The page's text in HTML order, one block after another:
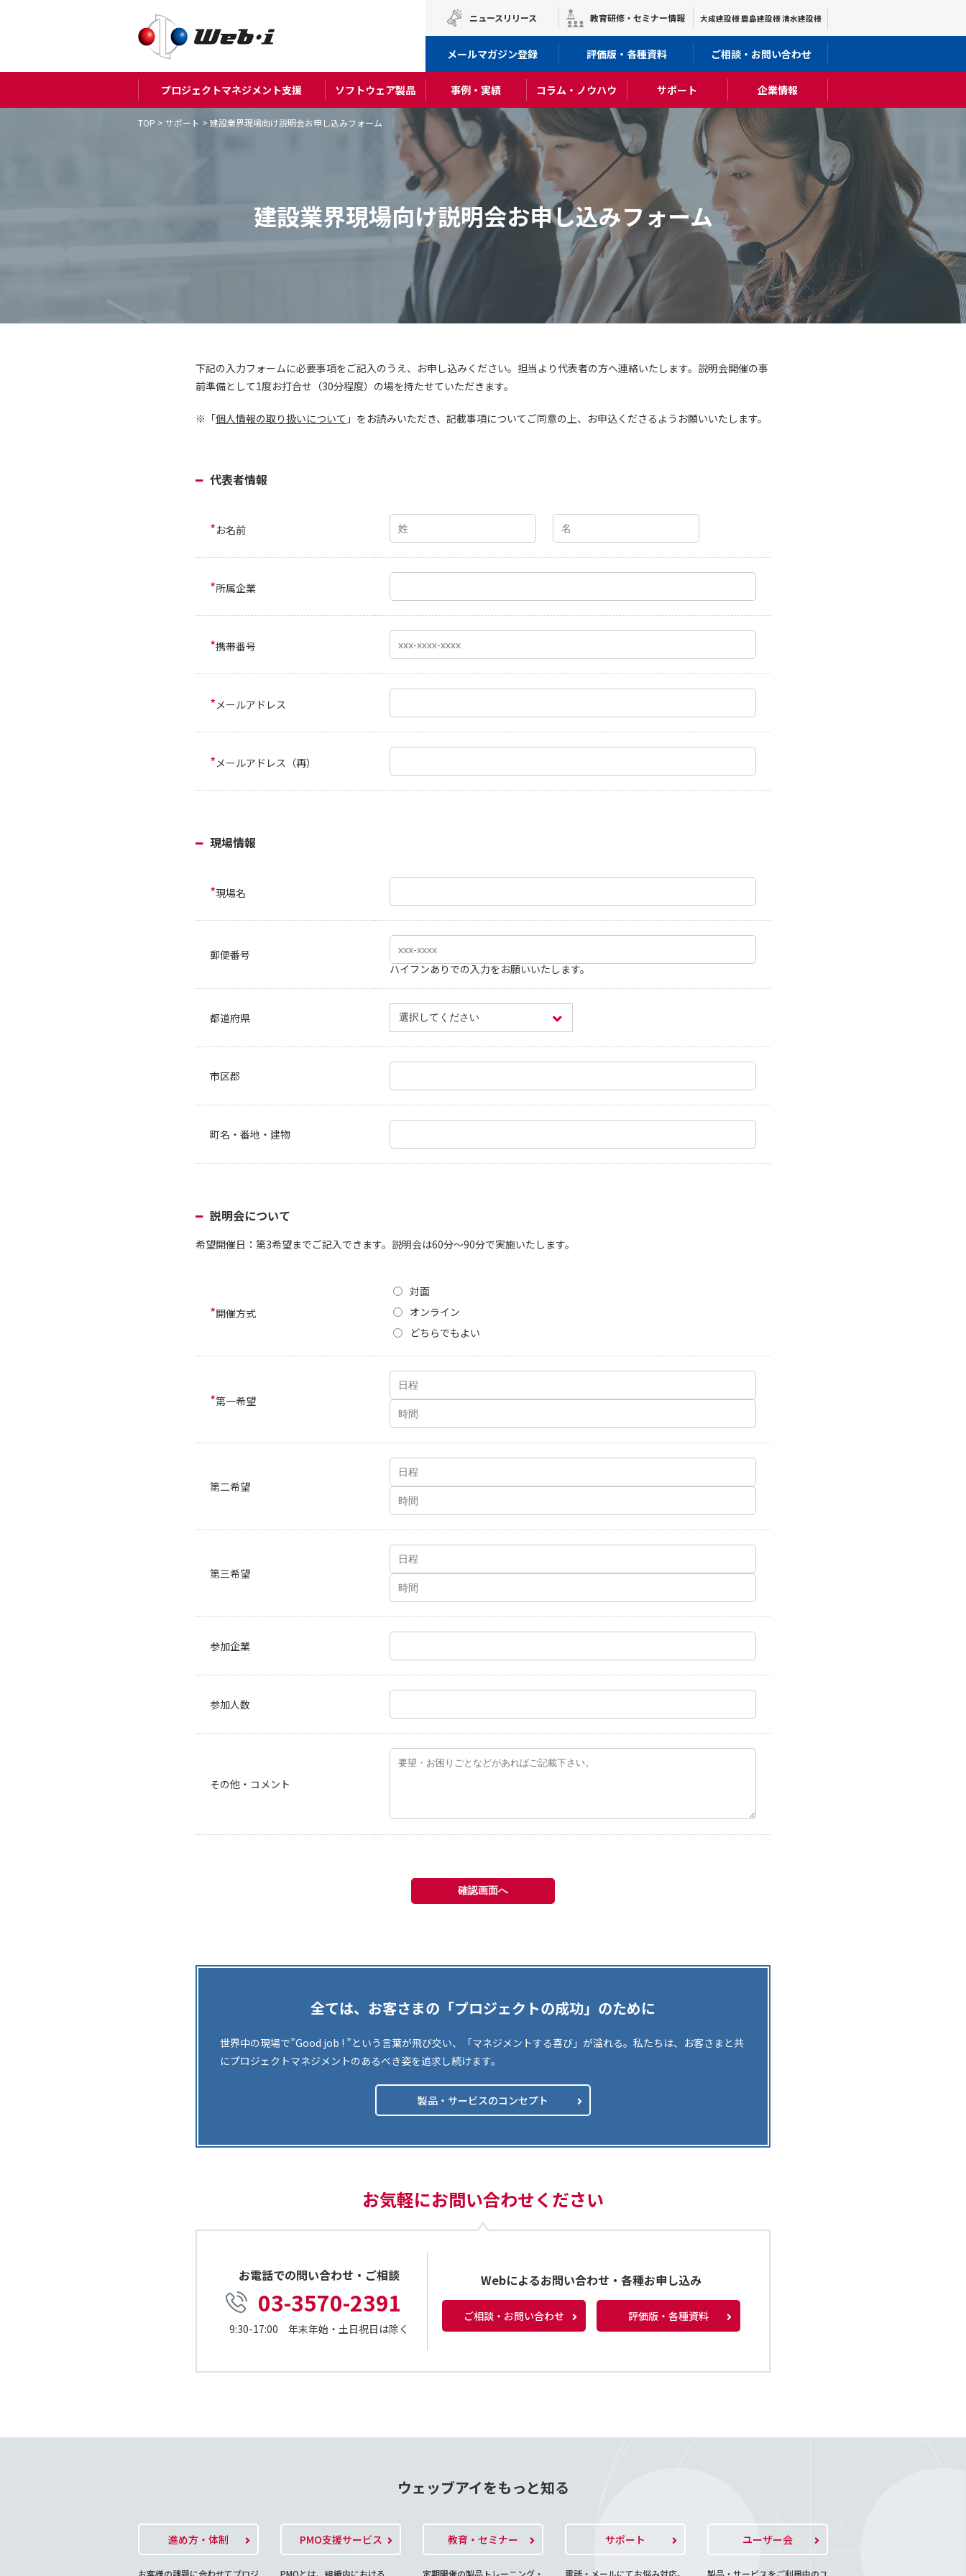
プロジェクトマネジメント支援 ソフトウェア製品 事例・実績 コラム・ノウハウ サポート 企業情報
ニュースリリース 教育研修・セミナー情報 大成建設様 鹿島建設様 清水建設様
メールマガジン登録 評価版・各種資料 ご相談・お問い合わせ
建設業界現場向け説明会お申し込みフォーム
TOP > サポート > 建設業界現場向け説明会お申し込みフォーム
下記の入力フォームに必要事項をご記入のうえ、お申し込みください。担当より代表者の方へ連絡いたします。説明会開催の事
前準備として1度お打合せ（30分程度）の場を持たせていただきます。
※「個人情報の取り扱いについて 」をお読みいただき、記載事項についてご同意の上、お申込くださるようお願いいたします。
代表者情報
*お名前
*所属企業
*携帯番号
*メールアドレス
*メールアドレス（再）
現場情報
*現場名
郵便番号
ハイフンありでの入力をお願いいたします。
都道府県
市区郡
町名・番地・建物
説明会について
希望開催日：第3希望までご記入できます。説明会は60分〜90分で実施いたします。
*開催方式
対面
オンライン
どちらでもよい
*第一希望
第二希望
第三希望
参加企業
参加人数
その他・コメント
全ては、お客さまの「プロジェクトの成功」のために
世界中の現場で”Good job ! ”という言葉が飛び交い、「マネジメントする喜び」が溢れる。私たちは、お客さまと共
にプロジェクトマネジメントのあるべき姿を追求し続けます。
製品・サービスのコンセプト
お気軽にお問い合わせください
お電話での問い合わせ・ご相談
03-3570-2391
9:30-17:00 年末年始・土日祝日は除く
Webによるお問い合わせ・各種お申し込み
ご相談・お問い合わせ 評価版・各種資料
ウェッブアイをもっと知る
進め方・体制
お客様の課題に合わせてプロジ
PMO支援サービス
PMOとは、組織内における
教育・セミナー
定期開催の製品トレーニング・
サポート
電話・メールにてお悩み対応。
ユーザー会
製品・サービスをご利用中のユ